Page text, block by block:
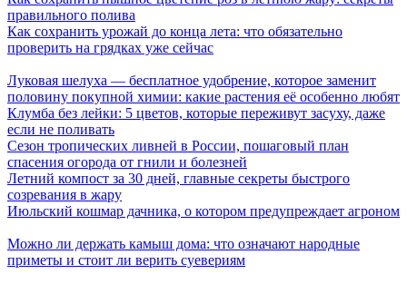
правильного полива
Как сохранить урожай до конца лета: что обязательно
проверить на грядках уже сейчас
Луковая шелуха — бесплатное удобрение, которое заменит
половину покупной химии: какие растения её особенно любят
Клумба без лейки: 5 цветов, которые переживут засуху, даже
если не поливать
Сезон тропических ливней в России, пошаговый план
спасения огорода от гнили и болезней
Летний компост за 30 дней, главные секреты быстрого
созревания в жару
Июльский кошмар дачника, о котором предупреждает агроном
Можно ли держать камыш дома: что означают народные
приметы и стоит ли верить суевериям